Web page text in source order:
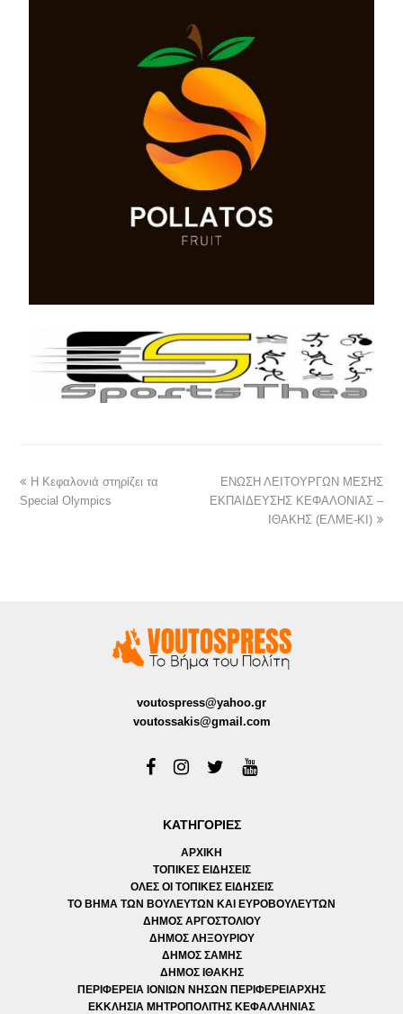
Η Κεφαλονιά στηρίζει τα
Special Olympics
ΕΝΩΣΗ ΛΕΙΤΟΥΡΓΩΝ ΜΕΣΗΣ
ΕΚΠΑΙΔΕΥΣΗΣ ΚΕΦΑΛΟΝΙΑΣ –
ΙΘΑΚΗΣ (ΕΛΜΕ-ΚΙ)
voutospress@yahoo.gr
voutossakis@gmail.com
ΚΑΤΗΓΟΡΙΕΣ
ΑΡΧΙΚΗ
ΤΟΠΙΚΕΣ ΕΙΔΗΣΕΙΣ
ΟΛΕΣ ΟΙ ΤΟΠΙΚΕΣ ΕΙΔΗΣΕΙΣ
ΤΟ ΒΗΜΑ ΤΩΝ ΒΟΥΛΕΥΤΩΝ ΚΑΙ ΕΥΡΟΒΟΥΛΕΥΤΩΝ
ΔΗΜΟΣ ΑΡΓΟΣΤΟΛΙΟΥ
ΔΗΜΟΣ ΛΗΞΟΥΡΙΟΥ
ΔΗΜΟΣ ΣΑΜΗΣ
ΔΗΜΟΣ ΙΘΑΚΗΣ
ΠΕΡΙΦΕΡΕΙΑ ΙΟΝΙΩΝ ΝΗΣΩΝ ΠΕΡΙΦΕΡΕΙΑΡΧΗΣ
ΕΚΚΛΗΣΙΑ ΜΗΤΡΟΠΟΛΙΤΗΣ ΚΕΦΑΛΛΗΝΙΑΣ